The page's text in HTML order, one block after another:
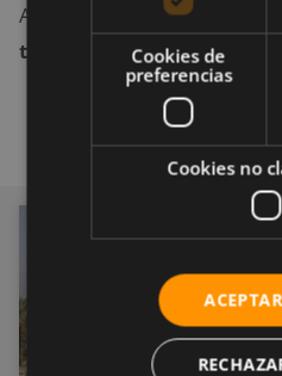
Asimismo,
puede
tratamientos diferentes
Cookies de
preferencias
Cookies no